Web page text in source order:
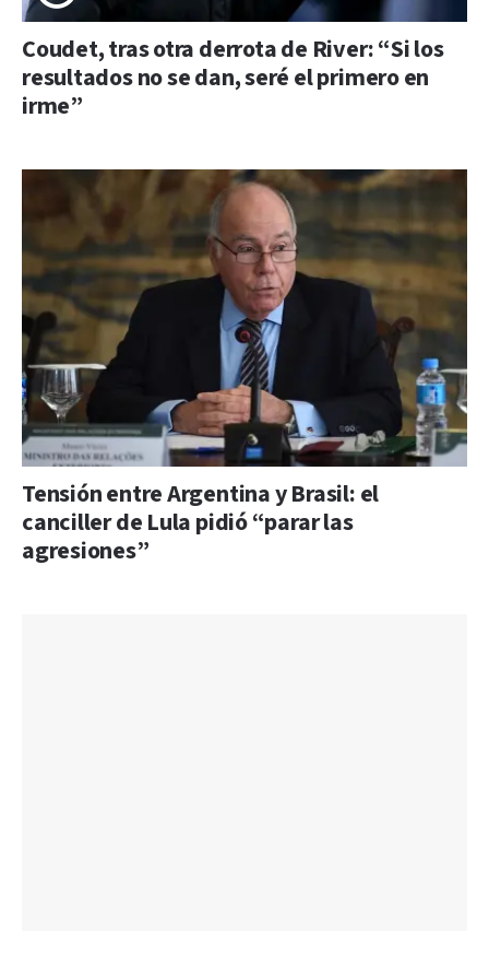
Coudet, tras otra derrota de River: “Si los
resultados no se dan, seré el primero en
irme”
Tensión entre Argentina y Brasil: el
canciller de Lula pidió “parar las
agresiones”